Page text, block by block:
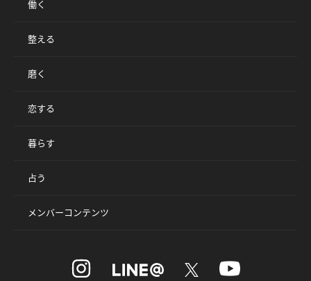
働く
整える
磨く
恋する
暮らす
占う
メンバーコンテンツ